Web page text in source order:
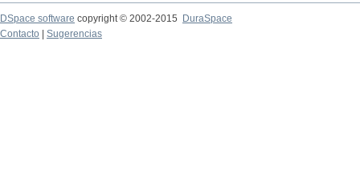
DSpace software copyright © 2002-2015
DuraSpace
Contacto
Sugerencias